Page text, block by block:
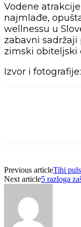
Vodene
najmlađe,
wellnessu u
zabavni sadržaji
zimski obiteljski
Izvor i fotografije:
Previous articleTihi
Next article5 razloga